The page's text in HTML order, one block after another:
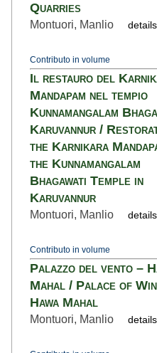
Quarries
Montuori, Manlio
Contributo in volume
Il restauro del
Mandapam nel tempio
Kunnamangalam
Karuvannur /
the Karnikara
the Kunnamangalam
Bhagawati Temple in
Karuvannur
Montuori, Manlio
Contributo in volume
Palazzo del vento –
Mahal / Palace of
Hawa Mahal
Montuori, Manlio